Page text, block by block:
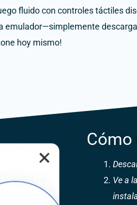
fluido con controles táctiles
emulador—simplemente
hoy mismo!
Ve a